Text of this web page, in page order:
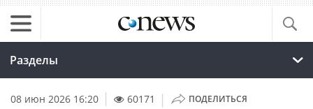
Разделы
08 июн 2026 16:20 60171 | ПОДЕЛИТЬСЯ